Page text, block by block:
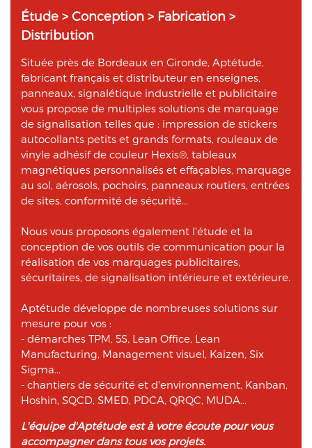
Étude > Conception > Fabrication >
Distribution
Située près de Bordeaux en Gironde, Aptétude,
fabricant français et distributeur en enseignes,
panneaux, signalétique industrielle et publicitaire
vous propose de multiples solutions de marquage
de signalisation telles que : impression de stickers
autocollants petits et grands formats, rouleaux de
vinyle adhésif de couleur Hexis®, tableaux
magnétiques personnalisés et effaçables, marquage
au sol, aérosols, pochoirs, panneaux routiers, entrées
de sites, conformité de sécurité...
Nous vous proposons également l'étude et la
conception de vos outils de communication pour la
réalisation de vos marquages publicitaires,
sécuritaires, de signalisation intérieure et extérieure.
Aptétude développe de nombreuses solutions sur
mesure pour vos :
- démarches TPM, 5S, Lean Office, Lean
Manufacturing, Management visuel, Kaizen, Six
Sigma...
- chantiers de sécurité et d'environnement, Kanban,
Hoshin, SQCD, SMED, PDCA, QRQC, MUDA...
L'équipe d'Aptétude est à votre écoute pour vous
accompagner dans tous vos projets.